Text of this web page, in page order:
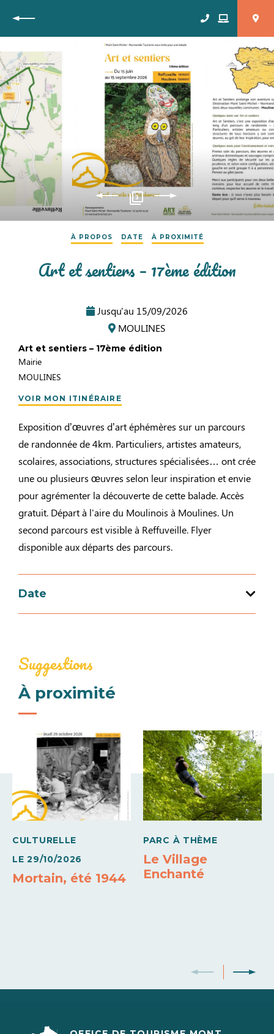
Retour
3
À PROPOS DATE À PROXIMITÉ
Art et sentiers – 17ème édition
Jusqu'au 15/09/2026
MOULINES
Art et sentiers – 17ème édition
Mairie
MOULINES
VOIR MON ITINÉRAIRE
Exposition d’œuvres d’art éphémères sur un parcours
de randonnée de 4km. Particuliers, artistes amateurs,
scolaires, associations, structures spécialisées… ont crée
une ou plusieurs œuvres selon leur inspiration et envie
pour agrémenter la découverte de cette balade. Accès
gratuit. Départ à l'aire du Moulinois à Moulines. Un
second parcours est visible à Reffuveille. Flyer
disponible aux départs des parcours.
Date
Suggestions
À proximité
CULTURELLE
LE 29/10/2026
Mortain, été 1944
PARC À THÈME
Le Village
Enchanté